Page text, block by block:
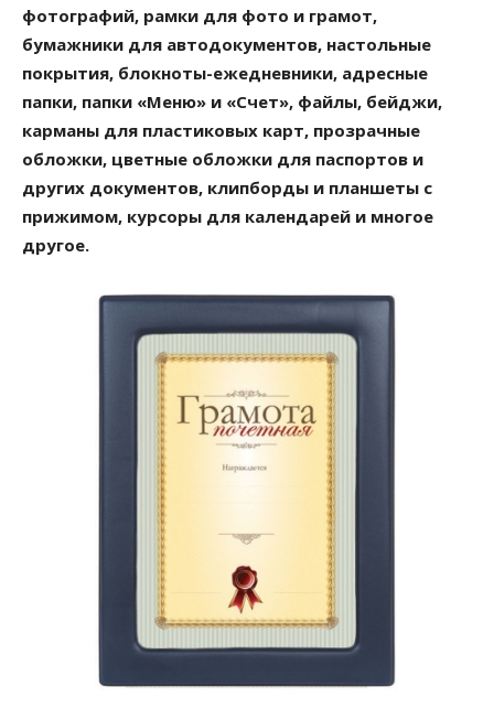
фотографий, рамки для фото и грамот,
бумажники для автодокументов, настольные
покрытия, блокноты-ежедневники, адресные
папки, папки «Меню» и «Счет», файлы, бейджи,
карманы для пластиковых карт, прозрачные
обложки, цветные обложки для паспортов и
других документов, клипборды и планшеты с
прижимом, курсоры для календарей и многое
другое.